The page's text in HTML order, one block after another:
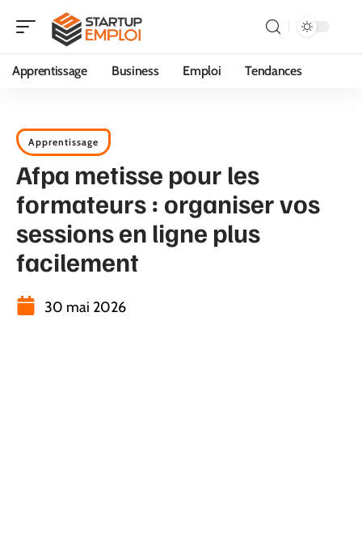
Apprentissage Business Emploi Tendances
Apprentissage
Afpa metisse pour les
formateurs : organiser vos
sessions en ligne plus
facilement
30 mai 2026